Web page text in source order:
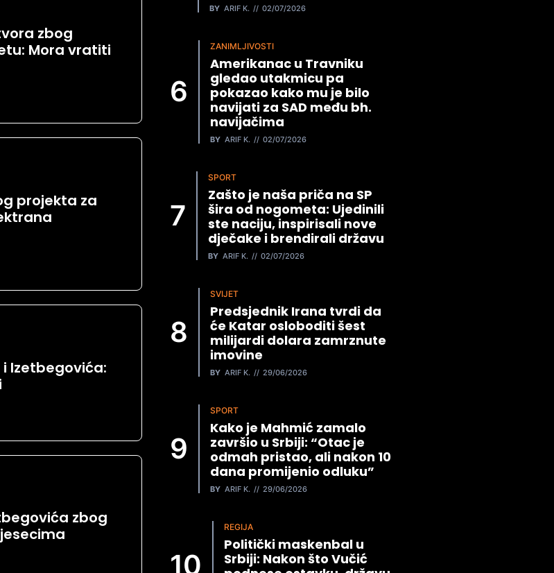
zbog
Mora vratiti
projekta za
Izetbegovića:
zbog
BY ARIF K. 02/07/2026
ZANIMLJIVOSTI
Amerikanac u Travniku
gledao utakmicu pa
pokazao kako mu je bilo
navijati za SAD među bh.
navijačima
BY ARIF K. 02/07/2026
SPORT
Zašto je naša priča na SP
šira od nogometa: Ujedinili
ste naciju, inspirisali nove
dječake i brendirali državu
BY ARIF K. 02/07/2026
SVIJET
Predsjednik Irana tvrdi da
će Katar osloboditi šest
milijardi dolara zamrznute
imovine
BY ARIF K. 29/06/2026
SPORT
Kako je Mahmić zamalo
završio u Srbiji: “Otac je
odmah pristao, ali nakon 10
dana promijenio odluku”
BY ARIF K. 29/06/2026
REGIJA
Politički maskenbal u
Srbiji: Nakon što Vučić